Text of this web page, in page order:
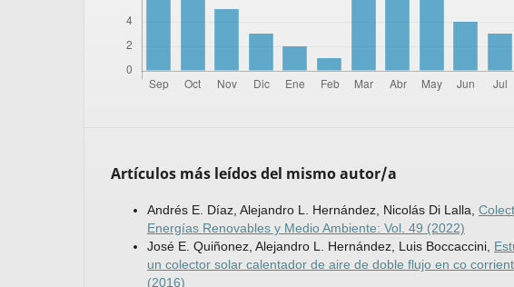
Artículos más leídos del mismo autor/a
Andrés E. Díaz, Alejandro L. Hernández, Nicolás Di Lalla,
Energías Renovables y Medio Ambiente: Vol. 49 (2022)
José E. Quiñonez, Alejandro L. Hernández, Luis Boccaccini,
un colector solar calentador de aire de doble flujo en co­
(2016)